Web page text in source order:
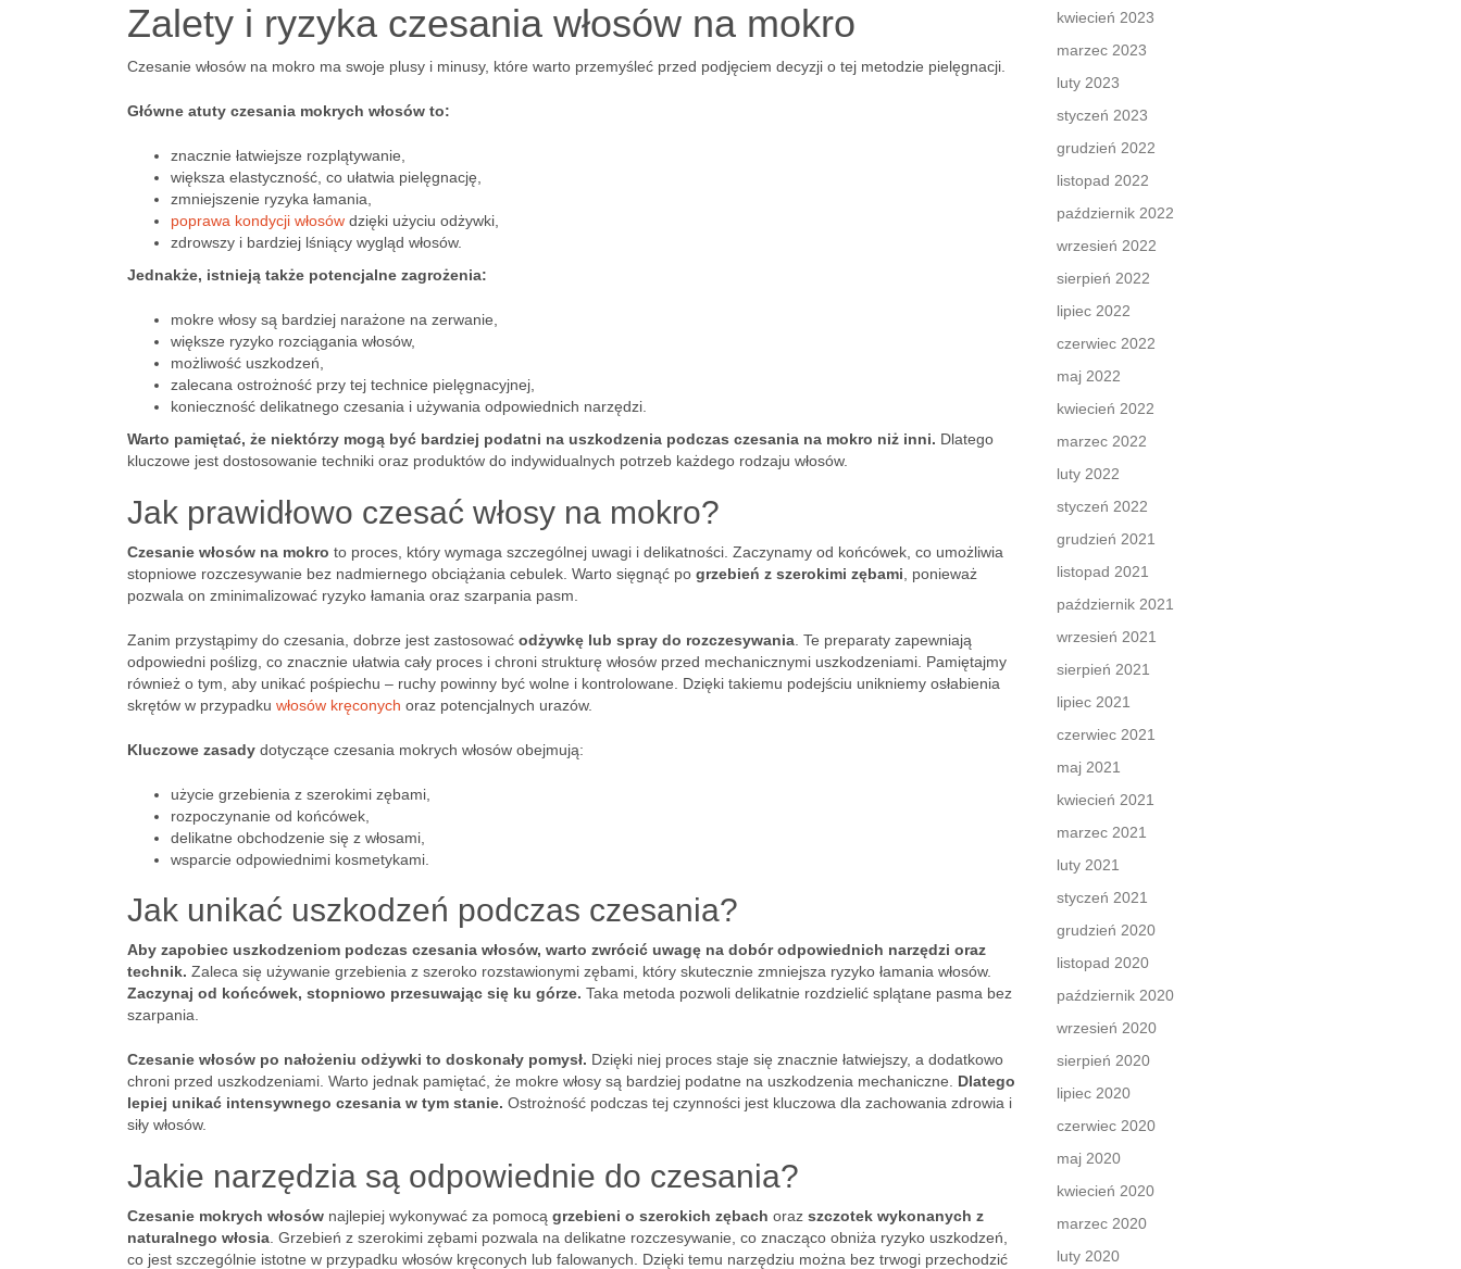
Zalety i ryzyka czesania włosów na mokro
Czesanie włosów na mokro ma swoje plusy i minusy, które warto przemyśleć przed podjęciem decyzji o tej metodzie pielęgnacji.
Główne atuty czesania mokrych włosów to:
znacznie łatwiejsze rozplątywanie,
większa elastyczność, co ułatwia pielęgnację,
zmniejszenie ryzyka łamania,
poprawa kondycji włosów dzięki użyciu odżywki,
zdrowszy i bardziej lśniący wygląd włosów.
Jednakże, istnieją także potencjalne zagrożenia:
mokre włosy są bardziej narażone na zerwanie,
większe ryzyko rozciągania włosów,
możliwość uszkodzeń,
zalecana ostrożność przy tej technice pielęgnacyjnej,
konieczność delikatnego czesania i używania odpowiednich narzędzi.
Warto pamiętać, że niektórzy mogą być bardziej podatni na uszkodzenia podczas czesania na mokro niż inni. Dlatego
kluczowe jest dostosowanie techniki oraz produktów do indywidualnych potrzeb każdego rodzaju włosów.
Jak prawidłowo czesać włosy na mokro?
Czesanie włosów na mokro to proces, który wymaga szczególnej uwagi i delikatności. Zaczynamy od końcówek, co umożliwia
stopniowe rozczesywanie bez nadmiernego obciążania cebulek. Warto sięgnąć po grzebień z szerokimi zębami , ponieważ
pozwala on zminimalizować ryzyko łamania oraz szarpania pasm.
Zanim przystąpimy do czesania, dobrze jest zastosować odżywkę lub spray do rozczesywania . Te preparaty zapewniają
odpowiedni poślizg, co znacznie ułatwia cały proces i chroni strukturę włosów przed mechanicznymi uszkodzeniami. Pamiętajmy
również o tym, aby unikać pośpiechu – ruchy powinny być wolne i kontrolowane. Dzięki takiemu podejściu unikniemy osłabienia
skrętów w przypadku włosów kręconych oraz potencjalnych urazów.
Kluczowe zasady dotyczące czesania mokrych włosów obejmują:
użycie grzebienia z szerokimi zębami,
rozpoczynanie od końcówek,
delikatne obchodzenie się z włosami,
wsparcie odpowiednimi kosmetykami.
Jak unikać uszkodzeń podczas czesania?
Aby zapobiec uszkodzeniom podczas czesania włosów, warto zwrócić uwagę na dobór odpowiednich narzędzi oraz
technik. Zaleca się używanie grzebienia z szeroko rozstawionymi zębami, który skutecznie zmniejsza ryzyko łamania włosów.
Zaczynaj od końcówek, stopniowo przesuwając się ku górze. Taka metoda pozwoli delikatnie rozdzielić splątane pasma bez
szarpania.
Czesanie włosów po nałożeniu odżywki to doskonały pomysł. Dzięki niej proces staje się znacznie łatwiejszy, a dodatkowo
chroni przed uszkodzeniami. Warto jednak pamiętać, że mokre włosy są bardziej podatne na uszkodzenia mechaniczne. Dlatego
lepiej unikać intensywnego czesania w tym stanie. Ostrożność podczas tej czynności jest kluczowa dla zachowania zdrowia i
siły włosów.
Jakie narzędzia są odpowiednie do czesania?
Czesanie mokrych włosów najlepiej wykonywać za pomocą grzebieni o szerokich zębach oraz szczotek wykonanych z
naturalnego włosia . Grzebień z szerokimi zębami pozwala na delikatne rozczesywanie, co znacząco obniża ryzyko uszkodzeń,
co jest szczególnie istotne w przypadku włosów kręconych lub falowanych. Dzięki temu narzędziu można bez trwogi przechodzić
kwiecień 2023
marzec 2023
luty 2023
styczeń 2023
grudzień 2022
listopad 2022
październik 2022
wrzesień 2022
sierpień 2022
lipiec 2022
czerwiec 2022
maj 2022
kwiecień 2022
marzec 2022
luty 2022
styczeń 2022
grudzień 2021
listopad 2021
październik 2021
wrzesień 2021
sierpień 2021
lipiec 2021
czerwiec 2021
maj 2021
kwiecień 2021
marzec 2021
luty 2021
styczeń 2021
grudzień 2020
listopad 2020
październik 2020
wrzesień 2020
sierpień 2020
lipiec 2020
czerwiec 2020
maj 2020
kwiecień 2020
marzec 2020
luty 2020